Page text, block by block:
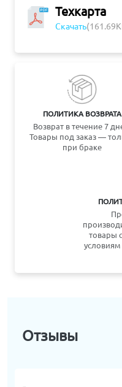
Техкарта
Скачать
ПОЛИТИКА ВОЗВРАТА
Возврат в течение 7
Товары под заказ —
при браке
товары
Отзывы